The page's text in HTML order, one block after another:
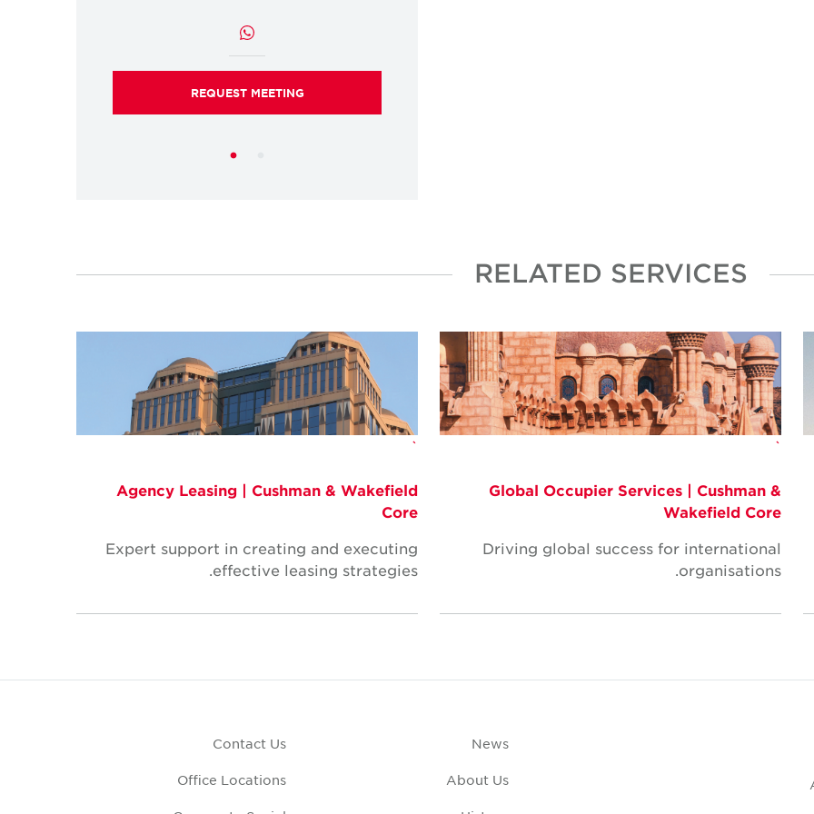
REQUEST MEETING
RELATED SERVICES
`
Global Occupier Services | Cushman &
Wakefield Core
Driving global success for international
organisations.
`
Agency Leasing | Cushman & Wakefield
Core
Expert support in creating and executing
effective leasing strategies.
News
About Us
Contact Us
Office Locations